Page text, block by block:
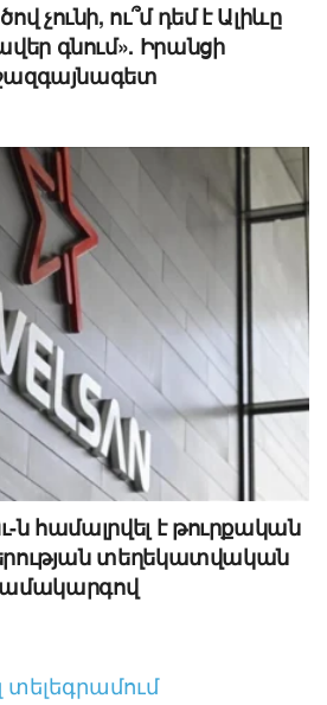
չունի, ու՞մ դեմ է Ալիևը
գնում». Իրանցի
ն համալրվել է թուրքական
տեղեկատվական